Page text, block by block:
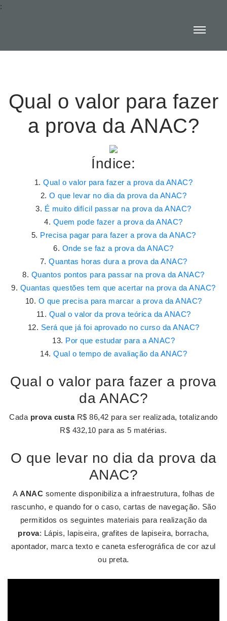
:
Qual o valor para fazer
a prova da ANAC?
Índice:
Qual o valor para fazer a prova da ANAC?
O que levar no dia da prova da ANAC?
É muito difícil passar na prova da ANAC?
Quem pode fazer a prova da ANAC?
Precisa pagar para fazer a prova da ANAC?
Onde se faz a prova da ANAC?
Quantas horas dura a prova da ANAC?
Quantos pontos para passar na prova da ANAC?
Quantas questões tem que acertar na prova da ANAC?
O que precisa para marcar a prova da ANAC?
Qual o valor da prova teórica da ANAC?
Será que já foi aprovado no curso da ANAC?
Por que estudar para a ANAC?
Qual o tempo de avaliação da ANAC?
Qual o valor para fazer a prova
da ANAC?
Cada prova custaR$ 86,42 para ser realizada, totalizando
R$ 432,10 para as 5 matérias.
O que levar no dia da prova da
ANAC?
A ANAC somente disponibiliza a infraestrutura, folhas de
rascunho, e quando for o caso, cartas de navegação. São
permitidos os seguintes materiais para realização da
prova: Lápis, lapiseira, grafites de lapiseira, borracha,
apontador, marca texto e caneta esferográfica de cor azul
ou preta.